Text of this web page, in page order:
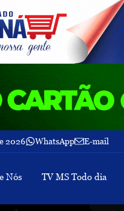
2026 WhatsApp E-mail
Nós TV MS Todo dia